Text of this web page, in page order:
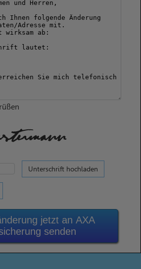
Unterschrift hochladen
jetzt an AXA
senden